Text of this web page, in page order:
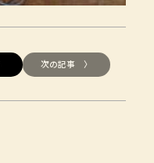
次の記事 〉